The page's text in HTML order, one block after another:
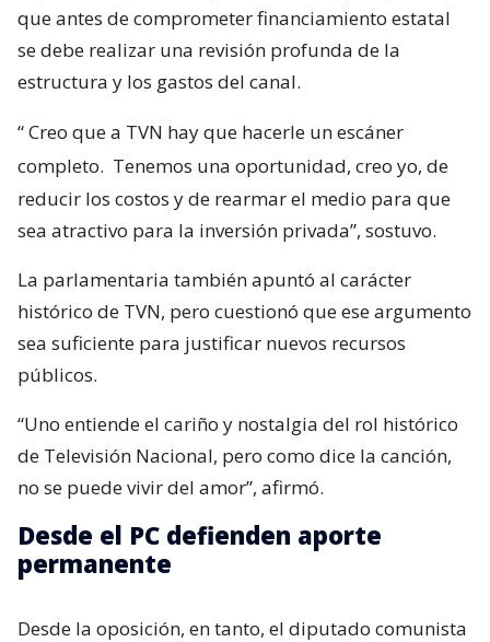
que antes de comprometer financiamiento estatal
se debe realizar una revisión profunda de la
estructura y los gastos del canal.
“Creo que a TVN hay que hacerle un escáner
completo. Tenemos una oportunidad, creo yo, de
reducir los costos y de rearmar el medio para que
sea atractivo para la inversión privada”, sostuvo.
La parlamentaria también apuntó al carácter
histórico de TVN, pero cuestionó que ese argumento
sea suficiente para justificar nuevos recursos
públicos.
“Uno entiende el cariño y nostalgia del rol histórico
de Televisión Nacional, pero como dice la canción,
no se puede vivir del amor”, afirmó.
Desde el PC defienden aporte
permanente
Desde la oposición, en tanto, el diputado comunista